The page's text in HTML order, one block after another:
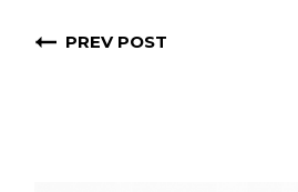
PREV POST